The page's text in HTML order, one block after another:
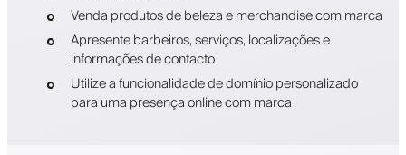
Venda produtos de beleza e merchandise com marca
Apresente barbeiros, serviços, localizações e
informações de contacto
Utilize a funcionalidade de domínio personalizado
para uma presença online com marca